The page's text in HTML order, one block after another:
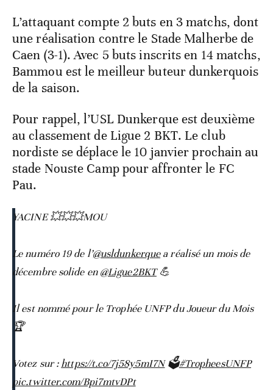
L’attaquant compte 2 buts en 3 matchs, dont
une réalisation contre le Stade Malherbe de
Caen (3-1). Avec 5 buts inscrits en 14 matchs,
Bammou est le meilleur buteur dunkerquois
de la saison.
Pour rappel, l’USL Dunkerque est deuxième
au classement de Ligue 2 BKT. Le club
nordiste se déplace le 10 janvier prochain au
stade Nouste Camp pour affronter le FC
Pau.
YACINE 💥💥💥MOU
Le numéro 19 de l’@usldunkerquea réalisé un mois de
décembre solide en@Ligue2BKT💪
Il est nommé pour le Trophée UNFP du Joueur du Mois
🏆
Votez sur :https://t.co/7j58y5mI7N🗳️#TropheesUNFP
pic.twitter.com/Bpi7mtvDPt